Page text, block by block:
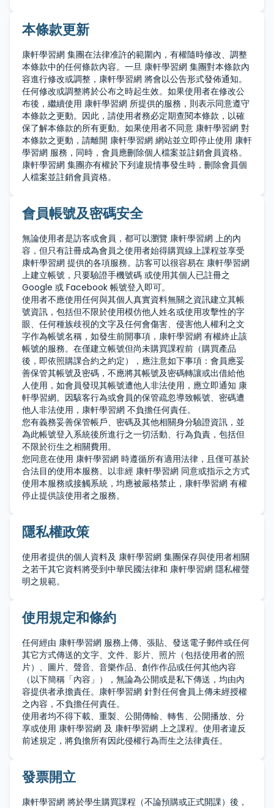
本條款更新
康軒學習網 集團在法律准許的範圍內，有權隨時修改、調整
本條款中的任何條款內容。一旦 康軒學習網 集團對本條款內
容進行修改或調整，康軒學習網 將會以公告形式發佈通知。
任何修改或調整將於公布之時起生效。如果使用者在修改公
布後，繼續使用 康軒學習網 所提供的服務，則表示同意遵守
本條款之更動。因此，請使用者務必定期查閱本條款，以確
保了解本條款的所有更動。如果使用者不同意 康軒學習網 對
本條款之更動，請離開 康軒學習網 網站並立即停止使用 康軒
學習網 服務，同時，會員應刪除個人檔案並註銷會員資格。
康軒學習網 集團亦有權於下列違規情事發生時，刪除會員個
人檔案並註銷會員資格。
會員帳號及密碼安全
無論使用者是訪客或會員，都可以瀏覽 康軒學習網 上的內
容，但只有註冊成為會員之使用者始得購買線上課程並享受
康軒學習網 提供的各項服務。訪客可以很容易在 康軒學習網
上建立帳號，只要驗證手機號碼 或使用其個人已註冊之
Google 或 Facebook 帳號登入即可。
使用者不應使用任何與其個人真實資料無關之資訊建立其帳
號資訊，包括但不限於使用模仿他人姓名或使用攻擊性的字
眼、任何種族歧視的文字及任何會傷害、侵害他人權利之文
字作為帳號名稱，如發生前開事項，康軒學習網 有權終止該
帳號的服務。在僅建立帳號但尚未購買課程前（購買產品
後，即依照購課合約之約定），應注意如下事項：會員應妥
善保管其帳號及密碼，不應將其帳號及密碼轉讓或出借給他
人使用，如會員發現其帳號遭他人非法使用，應立即通知 康
軒學習網。因駭客行為或會員的保管疏忽導致帳號、密碼遭
他人非法使用，康軒學習網 不負擔任何責任。
您有義務妥善保管帳戶、密碼及其他相關身分驗證資訊，並
為此帳號登入系統後所進行之一切活動、行為負責，包括但
不限於衍生之相關費用。
您同意在使用 康軒學習網 時遵循所有適用法律，且僅可基於
合法目的使用本服務。以非經 康軒學習網 同意或指示之方式
使用本服務或接觸系統，均應被嚴格禁止，康軒學習網 有權
停止提供該使用者之服務。
隱私權政策
使用者提供的個人資料及 康軒學習網 集團保存與使用者相關
之若干其它資料將受到中華民國法律和 康軒學習網 隱私權聲
明之規範。
使用規定和條約
任何經由 康軒學習網 服務上傳、張貼、發送電子郵件或任何
其它方式傳送的文字、文件、影片、照片（包括使用者的照
片）、圖片、聲音、音樂作品、創作作品或任何其他內容
（以下簡稱「內容」），無論為公開或是私下傳送，均由內
容提供者承擔責任。康軒學習網 針對任何會員上傳未經授權
之內容，不負擔任何責任。
使用者均不得下載、重製、公開傳輸、轉售、公開播放、分
享或使用 康軒學習網 及 康軒學習網 上之課程。使用者違反
前述規定，將負擔所有因此侵權行為而生之法律責任。
發票開立
康軒學習網 將於學生購買課程（不論預購或正式開課）後，